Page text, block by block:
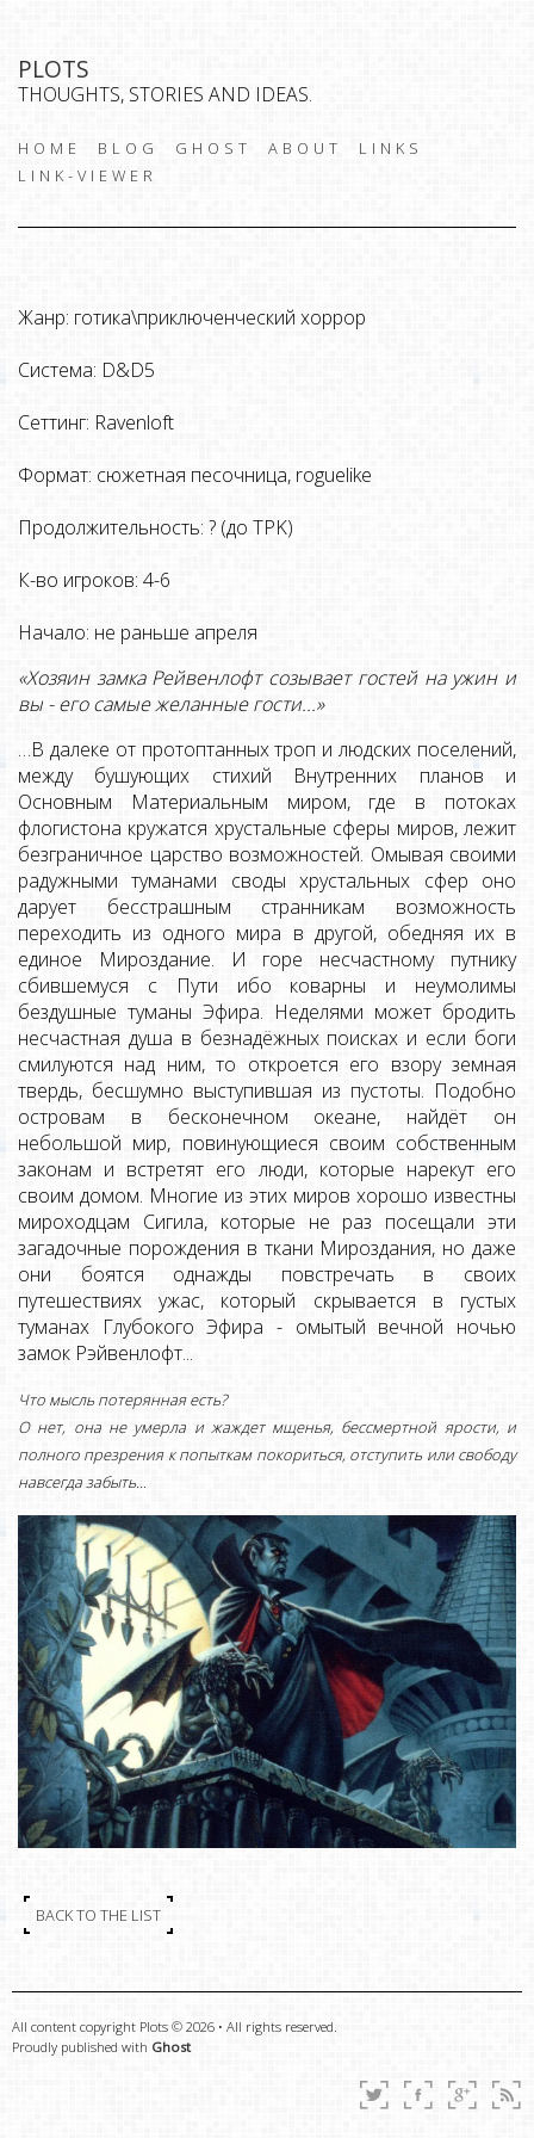
PLOTS
THOUGHTS, STORIES AND IDEAS.
HOME BLOG GHOST ABOUT
LINKS
LINK-VIEWER
Жанр: готика\приключенческий хоррор
Система: D&D5
Сеттинг: Ravenloft
Формат: сюжетная песочница, roguelike
Продолжительность: ? (до TPK)
К-во игроков: 4-6
Начало: не раньше апреля
«Хозяин замка Рейвенлофт созывает гостей на ужин и
вы - его самые желанные гости...»
…В далеке от протоптанных троп и людских поселений,
между бушующих стихий Внутренних планов и
Основным Материальным миром, где в потоках
флогистона кружатся хрустальные сферы миров, лежит
безграничное царство возможностей. Омывая своими
радужными туманами своды хрустальных сфер оно
дарует бесстрашным странникам возможность
переходить из одного мира в другой, обедняя их в
единое Мироздание. И горе несчастному путнику
сбившемуся с Пути ибо коварны и неумолимы
бездушные туманы Эфира. Неделями может бродить
несчастная душа в безнадёжных поисках и если боги
смилуются над ним, то откроется его взору земная
твердь, бесшумно выступившая из пустоты. Подобно
островам в бесконечном океане, найдёт он
небольшой мир, повинующиеся своим собственным
законам и встретят его люди, которые нарекут его
своим домом. Многие из этих миров хорошо известны
мироходцам Сигила, которые не раз посещали эти
загадочные порождения в ткани Мироздания, но даже
они боятся однажды повстречать в своих
путешествиях ужас, который скрывается в густых
туманах Глубокого Эфира - омытый вечной ночью
замок Рэйвенлофт...
Что мысль потерянная есть?
О нет, она не умерла и жаждет мщенья, бессмертной ярости, и
полного презрения к попыткам покориться, отступить или свободу
навсегда забыть...
BACK TO THE LIST
All content copyright Plots © 2026 • All rights reserved.
Proudly published with Ghost